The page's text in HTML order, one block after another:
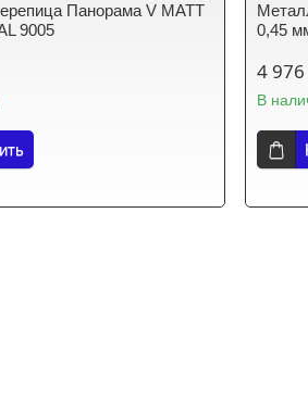
Панорама V МАТТ
9005
0,45
4 976
В